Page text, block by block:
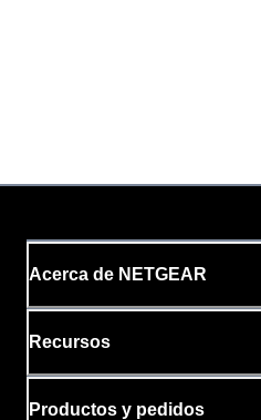
Acerca de NETGEAR
Recursos
Productos y pedidos